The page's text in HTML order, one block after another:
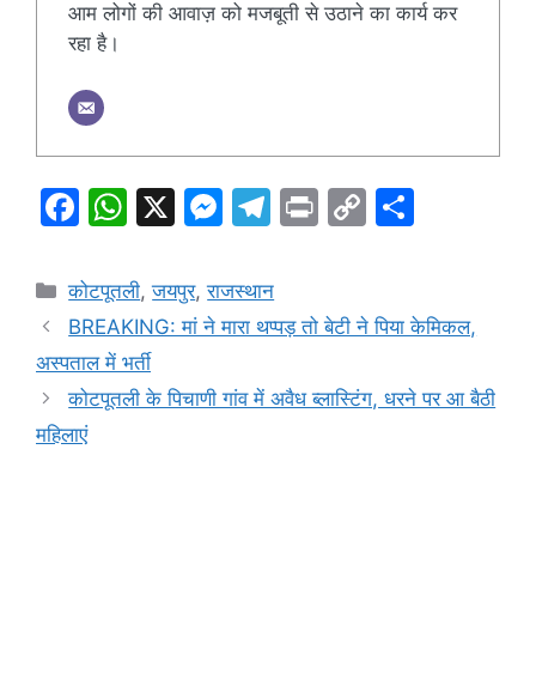
आम लोगों की आवाज़ को मजबूती से उठाने का कार्य कर
रहा है।
F
c
e
b
o
o
W
at
s
A
p
X
M
s
s
n
T
e
gr
m
Pr C
y
n
e
Categories
कोटपूतली,जयपुर,राजस्थान
BREAKING: मां ने मारा थप्पड़ तो बेटी ने पिया केमिकल,
अस्पताल में भर्ती
कोटपूतली के पिचाणी गांव में अवैध ब्लास्टिंग, धरने पर आ बैठी
महिलाएं